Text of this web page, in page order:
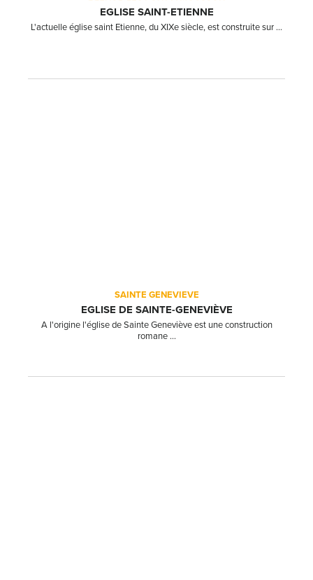
EGLISE SAINT-ETIENNE
L'actuelle église saint Etienne, du XIXe siècle, est construite sur ...
SAINTE GENEVIEVE
EGLISE DE SAINTE-GENEVIÈVE
A l'origine l'église de Sainte Geneviève est une construction
romane ...